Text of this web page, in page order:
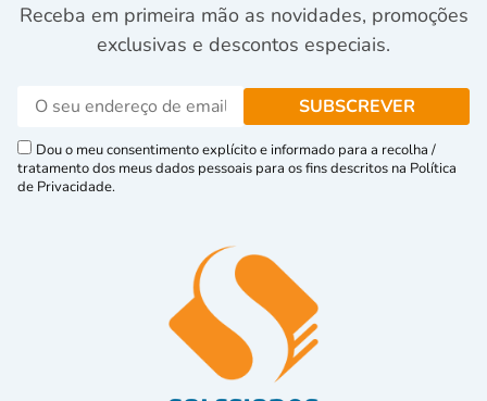
Receba em primeira mão as novidades, promoções
exclusivas e descontos especiais.
Dou o meu consentimento explícito e informado para a recolha /
tratamento dos meus dados pessoais para os fins descritos na Política
de Privacidade.